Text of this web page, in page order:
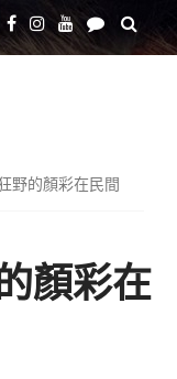
野的顏彩在民間
顏彩在